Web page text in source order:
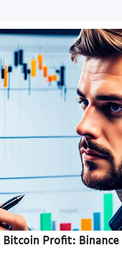
Profit: Binance